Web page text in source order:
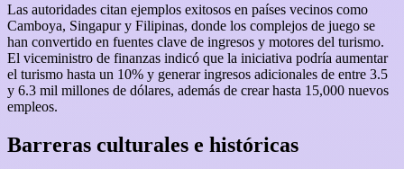
Las autoridades citan ejemplos exitosos en países vecinos como
Camboya, Singapur y Filipinas, donde los complejos de juego se
han convertido en fuentes clave de ingresos y motores del turismo.
El viceministro de finanzas indicó que la iniciativa podría aumentar
el turismo hasta un 10% y generar ingresos adicionales de entre 3.5
y 6.3 mil millones de dólares, además de crear hasta 15,000 nuevos
empleos.
Barreras culturales e históricas